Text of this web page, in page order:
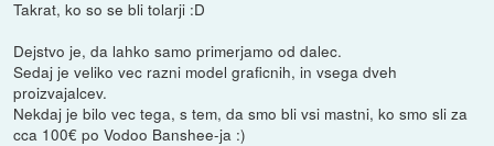
Takrat, ko so se bli tolarji :D
Dejstvo je, da lahko samo primerjamo od dalec.
Sedaj je veliko vec razni model graficnih, in vsega dveh
proizvajalcev.
Nekdaj je bilo vec tega, s tem, da smo bli vsi mastni, ko smo sli za
cca 100€ po Vodoo Banshee-ja :)